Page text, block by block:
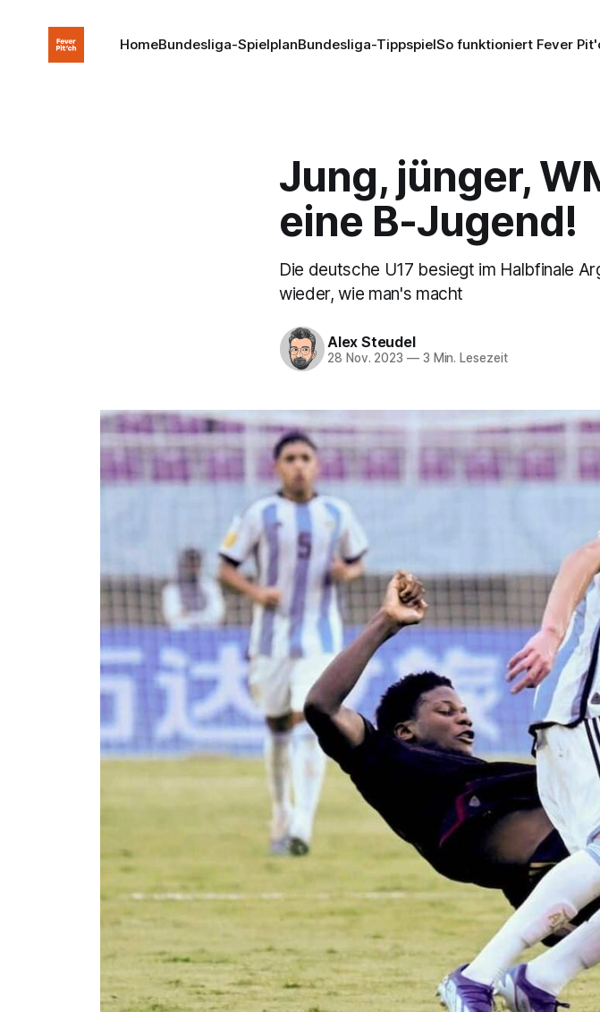
HomeBundesliga-SpielplanBundesliga-TippspielSo funktioniert Fever
Jung, jünger,
eine B-Jugend!
Die deutsche U17 besiegt im Halbfinale
wieder, wie man's macht
Alex Steudel
28 Nov. 2023 —3 Min. Lesezeit